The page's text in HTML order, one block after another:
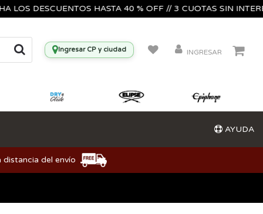
DESCUENTOS HASTA 40 % OFF // 3 CUOTAS SIN
Ingresar CP y ciudad INGRESAR
AYUDA
del envío